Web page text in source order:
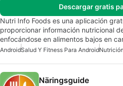
Descargar gratis
Nutri Info Foods es una aplicación
proporcionar información nutricional
enfocándose en alimentos bajos en
AndroidSalud Y Fitness Para AndroidNutrición
Näringsguide